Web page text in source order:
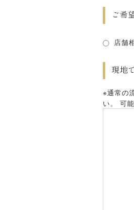
ご希
店舗
現地
※通常の
い。 可